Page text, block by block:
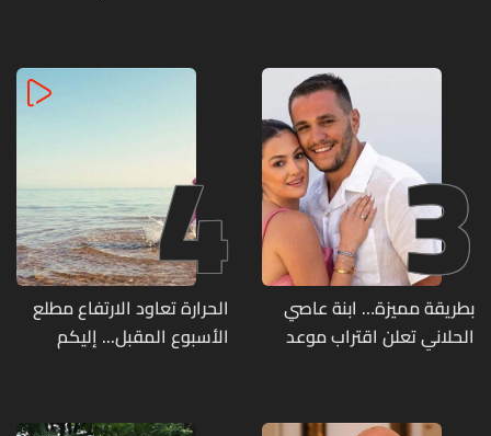
منذ آذار
وقع ضحيّة أعماله؟
3
بطريقة مميزة… ابنة عاصي
الحلاني تعلن اقتراب موعد
4
الحرارة تعاود الارتفاع مطلع
الأسبوع المقبل... إليكم